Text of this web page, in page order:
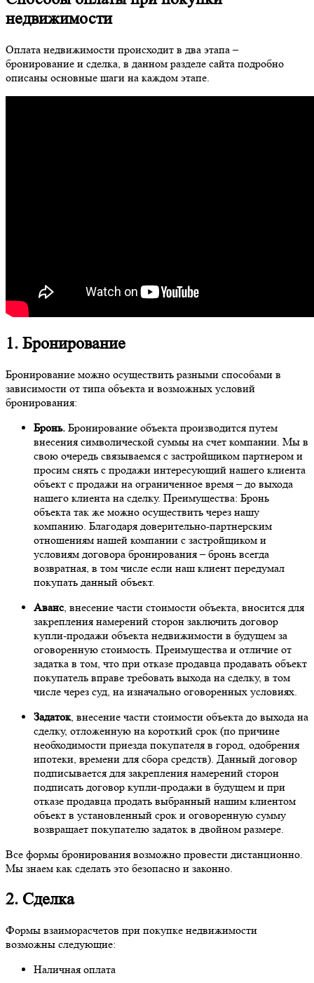
недвижимости
Оплата недвижимости происходит в два этапа –
бронирование и сделка, в данном разделе сайта подробно
описаны основные шаги на каждом этапе.
1. Бронирование
Бронирование можно осуществить разными способами в
зависимости от типа объекта и возможных условий
бронирования:
Бронь. Бронирование объекта производится путем
внесения символической суммы на счет компании. Мы в
свою очередь связываемся с застройщиком партнером и
просим снять с продажи интересующий нашего клиента
объект с продажи на ограниченное время – до выхода
нашего клиента на сделку. Преимущества: Бронь
объекта так же можно осуществить через нашу
компанию. Благодаря доверительно-партнерским
отношениям нашей компании с застройщиком и
условиям договора бронирования – бронь всегда
возвратная, в том числе если наш клиент передумал
покупать данный объект.
Аванс, внесение части стоимости объекта, вносится для
закрепления намерений сторон заключить договор
купли-продажи объекта недвижимости в будущем за
оговоренную стоимость. Преимущества и отличие от
задатка в том, что при отказе продавца продавать объект
покупатель вправе требовать выхода на сделку, в том
числе через суд, на изначально оговоренных условиях.
Задаток, внесение части стоимости объекта до выхода на
сделку, отложенную на короткий срок (по причине
необходимости приезда покупателя в город, одобрения
ипотеки, времени для сбора средств). Данный договор
подписывается для закрепления намерений сторон
подписать договор купли-продажи в будущем и при
отказе продавца продать выбранный нашим клиентом
объект в установленный срок и оговоренную сумму
возвращает покупателю задаток в двойном размере.
Все формы бронирования возможно провести дистанционно.
Мы знаем как сделать это безопасно и законно.
2. Сделка
Формы взаиморасчетов при покупке недвижимости
возможны следующие:
Наличная оплата